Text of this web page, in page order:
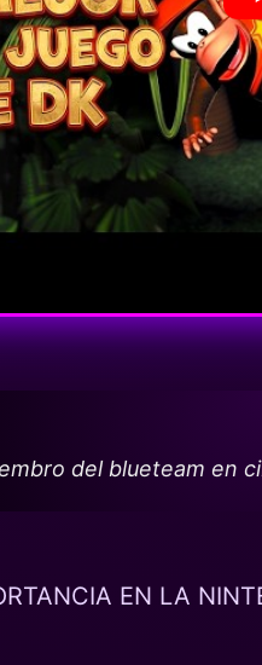
del blueteam en
EN LA